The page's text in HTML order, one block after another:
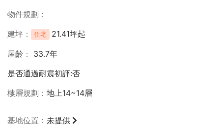
物件規劃
建坪
住宅 21.41坪起
屋齡
33.7年
是否通過耐震初評:否
樓層規劃
地上14~14層
基地位置
未提供